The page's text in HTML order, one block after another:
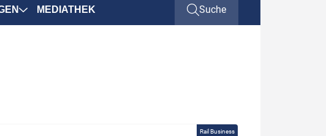
MEDIATHEK Suche
Rail Business